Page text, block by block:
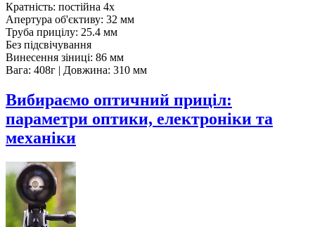
Кратність: постійна 4x
Апертура об'єктиву: 32 мм
Труба прицілу: 25.4 мм
Без підсвічування
Винесення зіниці: 86 мм
Вага: 408г | Довжина: 310 мм
Вибираємо оптичний приціл:
параметри оптики, електроніки та
механіки